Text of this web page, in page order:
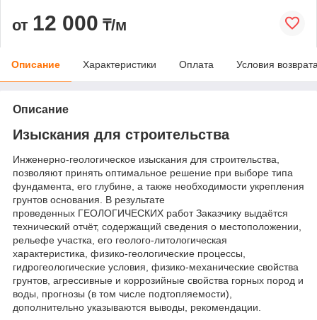
от 12 000 ₸/м
Описание Характеристики Оплата Условия
Описание
Изыскания для строительства
Инженерно-геологическое изыскания для строительства,
позволяют принять оптимальное решение при выборе типа
фундамента, его глубине, а также необходимости укрепления
грунтов основания. В результате
проведенных ГЕОЛОГИЧЕСКИХ работ Заказчику выдаётся
технический отчёт, содержащий сведения о местоположении,
рельефе участка, его геолого-литологическая
характеристика, физико-геологические процессы,
гидрогеологические условия, физико-механические свойства
грунтов, агрессивные и коррозийные свойства горных пород и
воды, прогнозы (в том числе подтопляемости),
дополнительно указываются выводы, рекомендации.